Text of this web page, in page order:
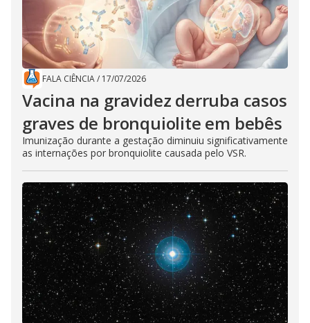
FALA CIÊNCIA/ 17/07/2026
Vacina na gravidez derruba casos
graves de bronquiolite em bebês
Imunização durante a gestação diminuiu significativamente
as internações por bronquiolite causada pelo VSR.